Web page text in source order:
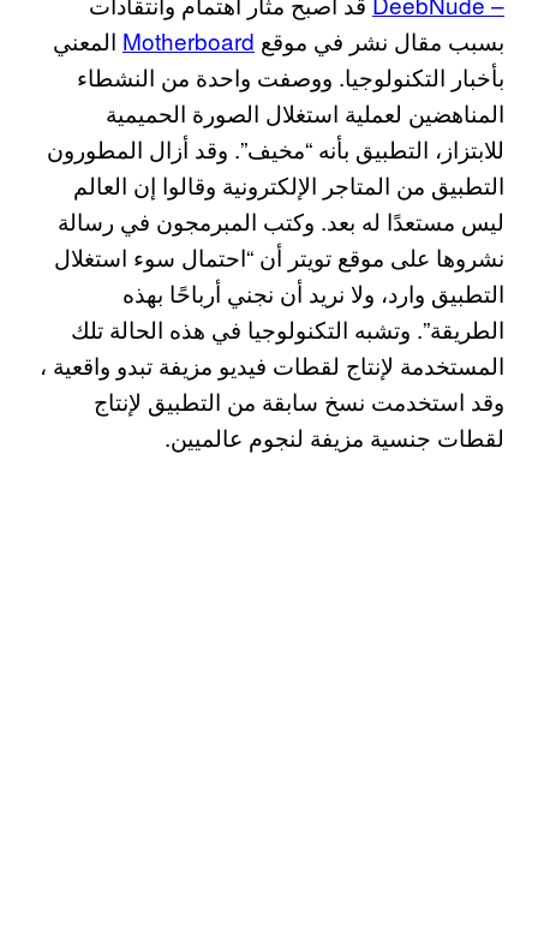
بسبب مقال نشر في موقع Motherboard المعني
بأخبار التكنولوجيا. ووصفت واحدة من النشطاء
المناهضين لعملية استغلال الصورة الحميمية
للابتزاز، التطبيق بأنه “مخيف”. وقد أزال المطورون
التطبيق من المتاجر الإلكترونية وقالوا إن العالم
ليس مستعدًا له بعد. وكتب المبرمجون في رسالة
نشروها على موقع تويتر أن “احتمال سوء استغلال
التطبيق وارد، ولا نريد أن نجني أرباحًا بهذه
الطريقة”. وتشبه التكنولوجيا في هذه الحالة تلك
المستخدمة لإنتاج لقطات فيديو مزيفة تبدو واقعية ،
وقد استخدمت نسخ سابقة من التطبيق لإنتاج
لقطات جنسية مزيفة لنجوم عالميين.